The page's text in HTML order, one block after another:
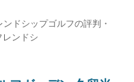
ドシップゴルフの評判・
レンドシ